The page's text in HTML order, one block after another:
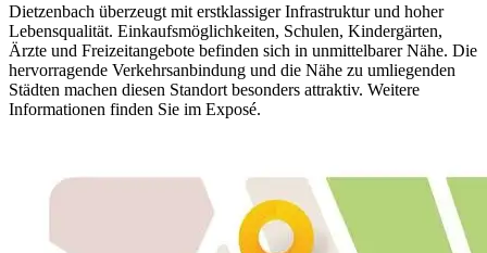
Dietzenbach überzeugt mit erstklassiger Infrastruktur und hoher
Lebensqualität. Einkaufsmöglichkeiten, Schulen, Kindergärten,
Ärzte und Freizeitangebote befinden sich in unmittelbarer Nähe. Die
hervorragende Verkehrsanbindung und die Nähe zu umliegenden
Städten machen diesen Standort besonders attraktiv. Weitere
Informationen finden Sie im Exposé.